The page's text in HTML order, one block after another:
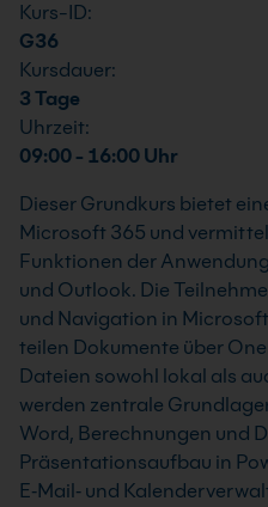
Kurs-ID:
G36
Kursdauer:
3 Tage
Uhrzeit:
09:00 - 16:00 Uhr
Dieser Grundkurs bietet
Microsoft 365 und
Funktionen der
und Outlook. Die
und Navigation in
teilen Dokumente über
Dateien sowohl lokal als
werden zentrale
Word, Berechnungen und
Präsentationsaufbau in
E‑Mail‑ und